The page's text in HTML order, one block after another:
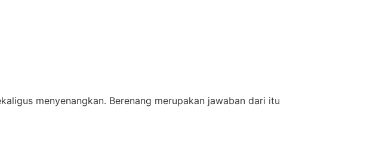
menyenangkan. Berenang merupakan jawaban dari itu